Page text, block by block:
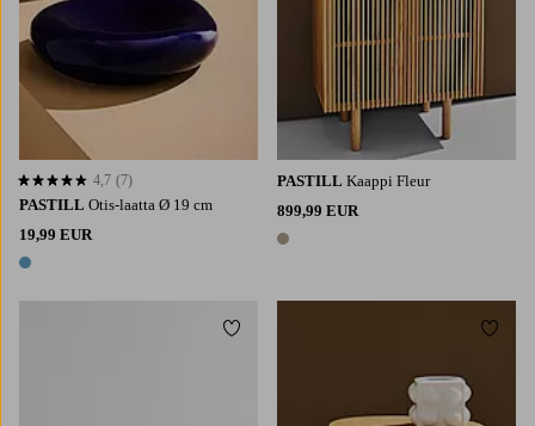
PASTILL Otis-laatta Ø 19 cm
19,99 EUR
1 väri
4,7 perustuen 7 arvosanaan
4,7 (7) PASTILL Kaappi Fleur
899,99 EUR
1 väri
Lisää suosikkeihin Lisää